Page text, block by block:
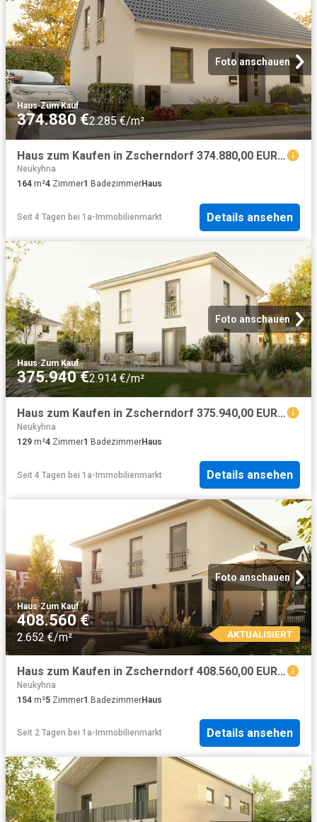
Foto anschauen
Haus·Zum Kauf
374.880 €2.285 €/m²
Haus zum Kaufen in Zscherndorf 374.880,00 EUR 164 m²
Neukyhna
164 m²4 Zimmer1 BadezimmerHaus
Seit 4 Tagen bei 1a-Immobilienmarkt Details ansehen
Foto anschauen
Haus·Zum Kauf
375.940 €2.914 €/m²
Haus zum Kaufen in Zscherndorf 375.940,00 EUR 129 m²
Neukyhna
129 m²4 Zimmer1 BadezimmerHaus
Seit 4 Tagen bei 1a-Immobilienmarkt Details ansehen
Foto anschauen
Haus·Zum Kauf
408.560 €
2.652 €/m² AKTUALISIERT
Haus zum Kaufen in Zscherndorf 408.560,00 EUR 154 m²
Neukyhna
154 m²5 Zimmer1 BadezimmerHaus
Seit 2 Tagen bei 1a-Immobilienmarkt Details ansehen